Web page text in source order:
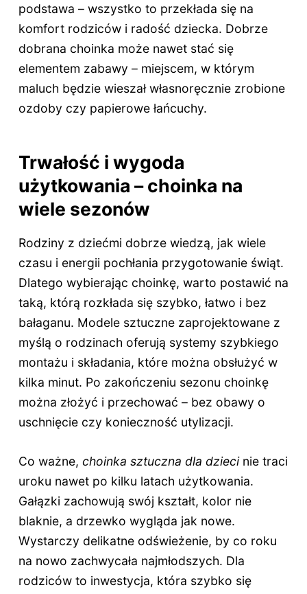
podstawa – wszystko to przekłada się na
komfort rodziców i radość dziecka. Dobrze
dobrana choinka może nawet stać się
elementem zabawy – miejscem, w którym
maluch będzie wieszał własnoręcznie zrobione
ozdoby czy papierowe łańcuchy.
Trwałość i wygoda
użytkowania – choinka na
wiele sezonów
Rodziny z dziećmi dobrze wiedzą, jak wiele
czasu i energii pochłania przygotowanie świąt.
Dlatego wybierając choinkę, warto postawić na
taką, którą rozkłada się szybko, łatwo i bez
bałaganu. Modele sztuczne zaprojektowane z
myślą o rodzinach oferują systemy szybkiego
montażu i składania, które można obsłużyć w
kilka minut. Po zakończeniu sezonu choinkę
można złożyć i przechować – bez obawy o
uschnięcie czy konieczność utylizacji.
Co ważne, choinka sztuczna dla dziecinie traci
uroku nawet po kilku latach użytkowania.
Gałązki zachowują swój kształt, kolor nie
blaknie, a drzewko wygląda jak nowe.
Wystarczy delikatne odświeżenie, by co roku
na nowo zachwycała najmłodszych. Dla
rodziców to inwestycja, która szybko się